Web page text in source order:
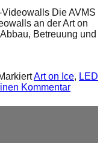
Die AVMS
an der Art on
Betreuung und
Art on Ice, LED
Kommentar